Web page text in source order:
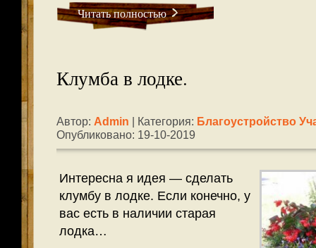
Читать полностью
Клумба в лодке.
Автор: Admin | Категория: Благоустройство
Опубликовано: 19-10-2019
Интересна я идея — сделать
клумбу в лодке. Если конечно, у
вас есть в наличии старая
лодка…